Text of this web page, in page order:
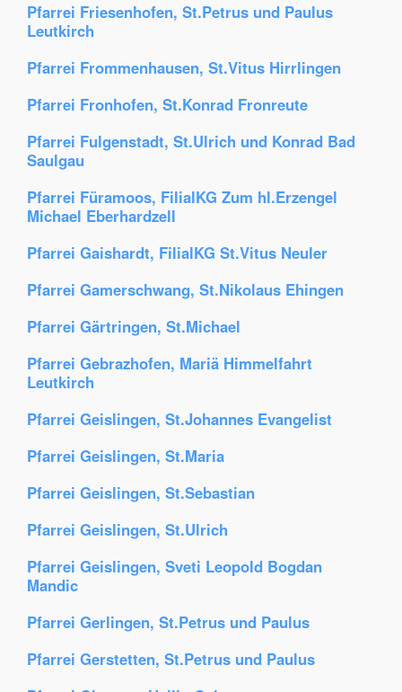
Pfarrei Friesenhofen, St.Petrus und Paulus
Leutkirch
Pfarrei Frommenhausen, St.Vitus Hirrlingen
Pfarrei Fronhofen, St.Konrad Fronreute
Pfarrei Fulgenstadt, St.Ulrich und Konrad Bad
Saulgau
Pfarrei Füramoos, FilialKG Zum hl.Erzengel
Michael Eberhardzell
Pfarrei Gaishardt, FilialKG St.Vitus Neuler
Pfarrei Gamerschwang, St.Nikolaus Ehingen
Pfarrei Gärtringen, St.Michael
Pfarrei Gebrazhofen, Mariä Himmelfahrt
Leutkirch
Pfarrei Geislingen, St.Johannes Evangelist
Pfarrei Geislingen, St.Maria
Pfarrei Geislingen, St.Sebastian
Pfarrei Geislingen, St.Ulrich
Pfarrei Geislingen, Sveti Leopold Bogdan
Mandic
Pfarrei Gerlingen, St.Petrus und Paulus
Pfarrei Gerstetten, St.Petrus und Paulus